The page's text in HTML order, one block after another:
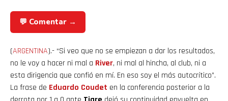
💬 Comentar →
(ARGENTINA).- “Si veo que no se empiezan a dar los resultados,
no le voy a hacer ni mal a River, ni mal al hincha, al club, ni a
esta dirigencia que confió en mí. En eso soy el más autocrítico”.
La frase de Eduardo Coudet en la conferencia posterior a la